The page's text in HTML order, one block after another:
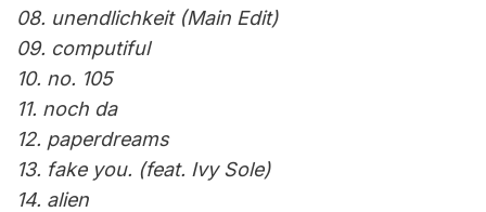
08. unendlichkeit (Main Edit)
09. computiful
10. no. 105
11. noch da
12. paperdreams
13. fake you. (feat. Ivy Sole)
14. alien